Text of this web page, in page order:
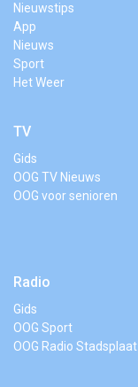
Nieuwstips
App
Nieuws
Sport
Het Weer
TV
Gids
OOG TV Nieuws
OOG voor senioren
Radio
Gids
OOG Sport
OOG Radio Stadsplaat